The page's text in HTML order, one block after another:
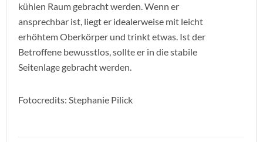
kühlen Raum gebracht werden. Wenn er
ansprechbar ist, liegt er idealerweise mit leicht
erhöhtem Oberkörper und trinkt etwas. Ist der
Betroffene bewusstlos, sollte er in die stabile
Seitenlage gebracht werden.
Fotocredits: Stephanie Pilick